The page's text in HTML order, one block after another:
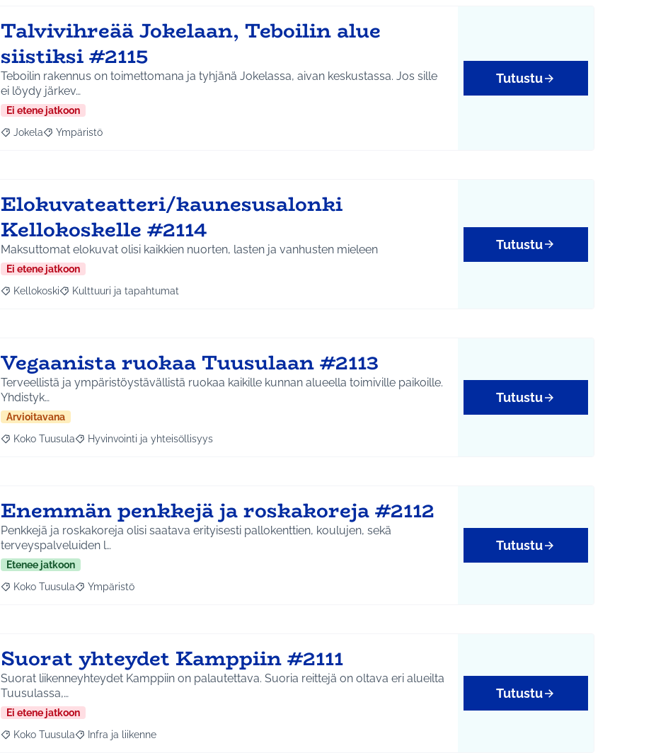
Talvivihreää Jokelaan, Teboilin alue
siistiksi #2115
Teboilin rakennus on toimettomana ja tyhjänä Jokelassa, aivan keskustassa. Jos sille
ei löydy järkev…
Ei etene jatkoon
Rajaa tulokset aihepiirin mukaan: Jokela
Jokela Rajaa tulokset teeman mukaan: Ympäristö
Ympäristö
Tutustu
Elokuvateatteri/kaunesusalonki
Kellokoskelle #2114
Maksuttomat elokuvat olisi kaikkien nuorten, lasten ja vanhusten mieleen
Ei etene jatkoon
Rajaa tulokset aihepiirin mukaan: Kellokoski
Kellokoski Rajaa tulokset teeman mukaan: Kulttuuri ja tapahtumat
Kulttuuri ja tapahtumat
Tutustu
Vegaanista ruokaa Tuusulaan #2113
Terveellistä ja ympäristöystävällistä ruokaa kaikille kunnan alueella toimiville paikoille.
Yhdistyk…
Arvioitavana
Rajaa tulokset aihepiirin mukaan: Koko Tuusula
Koko Tuusula Rajaa tulokset teeman mukaan: Hyvinvointi ja yhteisöllisyys
Hyvinvointi ja yhteisöllisyys
Tutustu
Enemmän penkkejä ja roskakoreja #2112
Penkkejä ja roskakoreja olisi saatava erityisesti pallokenttien, koulujen, sekä
terveyspalveluiden l…
Etenee jatkoon
Rajaa tulokset aihepiirin mukaan: Koko Tuusula
Koko Tuusula Rajaa tulokset teeman mukaan: Ympäristö
Ympäristö
Tutustu
Suorat yhteydet Kamppiin #2111
Suorat liikenneyhteydet Kamppiin on palautettava. Suoria reittejä on oltava eri alueilta
Tuusulassa,…
Ei etene jatkoon
Rajaa tulokset aihepiirin mukaan: Koko Tuusula
Koko Tuusula Rajaa tulokset teeman mukaan: Infra ja liikenne
Infra ja liikenne
Tutustu